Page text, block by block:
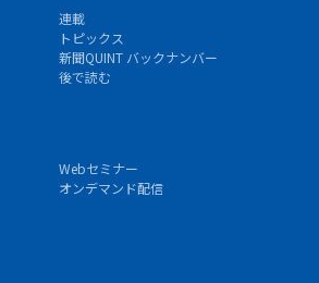
連載
トピックス
新聞QUINT バックナンバー
後で読む
Webセミナー
オンデマンド配信